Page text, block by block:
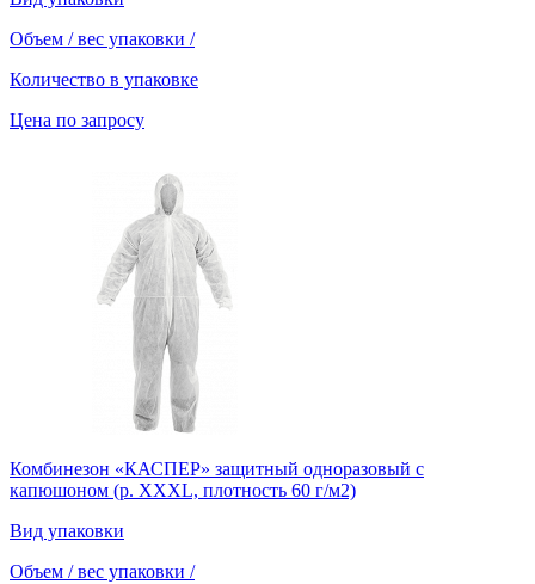
Объем / вес упаковки /
Количество в упаковке
Цена по запросу
Комбинезон «КАСПЕР» защитный одноразовый с
капюшоном (р. XXXL, плотность 60 г/м2)
Вид упаковки
Объем / вес упаковки /